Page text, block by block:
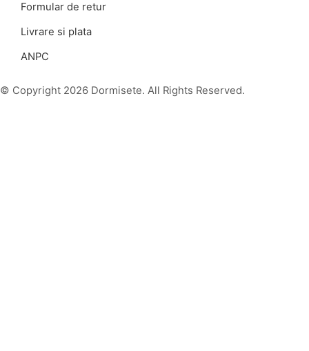
Formular de retur
Livrare si plata
ANPC
© Copyright 2026 Dormisete. All Rights Reserved.